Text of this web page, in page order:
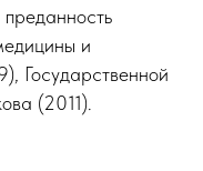
и
Государственной
(2011).